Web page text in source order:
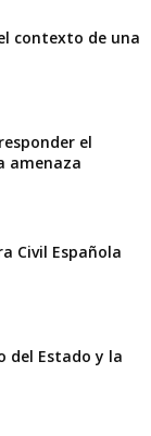
contexto de una
el
amenaza
Civil Española
del Estado y la